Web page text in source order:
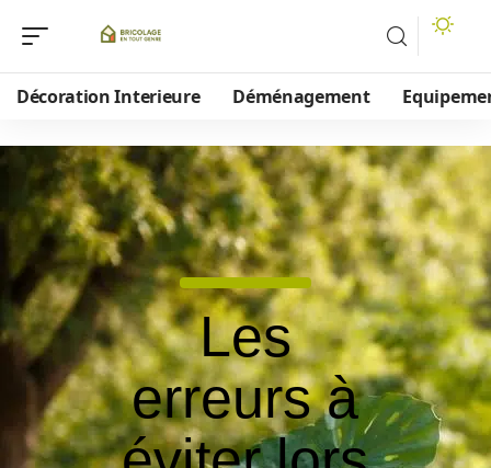
Décoration Interieure Déménagement
Les
erreurs à